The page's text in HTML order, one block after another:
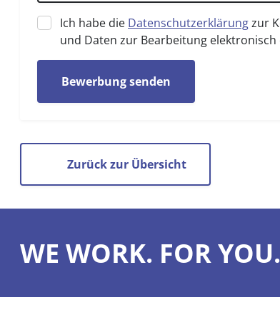
Ich habe die Datenschutzerklärungzur
und Daten zur Bearbeitung
Bewerbung senden
Zurück zur Übersicht
WE WORK. FOR YOU.